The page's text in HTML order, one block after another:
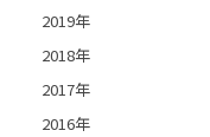
2019年
2018年
2017年
2016年